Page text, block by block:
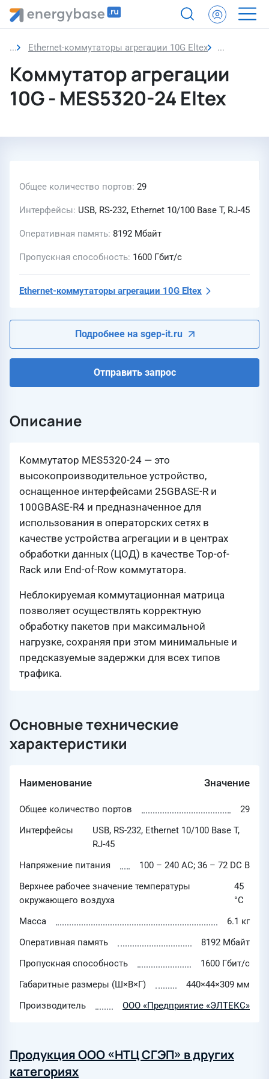
Ethernet-коммутаторы агрегации 10G Eltex
Коммутатор агрегации
10G - MES5320-24 Eltex
Общее количество портов 29
Интерфейсы USB, RS-232, Ethernet 10/100 Base T, RJ-45
Оперативная память 8192 Мбайт
Пропускная способность 1600 Гбит/с
Ethernet-коммутаторы агрегации 10G Eltex
Подробнее на sgep-it.ru
Отправить запрос
Описание
Коммутатор MES5320-24 — это
высокопроизводительное устройство,
оснащенное интерфейсами 25GBASE-R и
100GBASE-R4 и предназначенное для
использования в операторских сетях в
качестве устройства агрегации и в центрах
обработки данных (ЦОД) в качестве Top-of-
Rack или End-of-Row коммутатора.
Неблокируемая коммутационная матрица
позволяет осуществлять корректную
обработку пакетов при максимальной
нагрузке, сохраняя при этом минимальные и
предсказуемые задержки для всех типов
трафика.
Основные технические
характеристики
Наименование Значение
Общее количество портов
29
Интерфейсы
USB, RS-232, Ethernet 10/100 Base T,
RJ-45
Напряжение питания
100 – 240 AC; 36 – 72 DC В
Верхнее рабочее значение температуры
окружающего воздуха
45
°C
Масса
6.1 кг
Оперативная память
8192 Мбайт
Пропускная способность
1600 Гбит/с
Габаритные размеры (Ш×В×Г)
440×44×309 мм
Производитель
ООО «Предприятие «ЭЛТЕКС»
Продукция ООО «НТЦ СГЭП» в других
категориях